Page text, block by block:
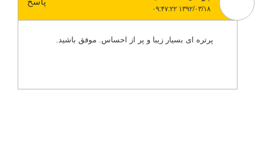
۱۳۹۲/۰۳/۱۸ ۰۹:۴۷:۲۲
پرتره ای بسیار زیبا و پر از احساس. موفق باشید.